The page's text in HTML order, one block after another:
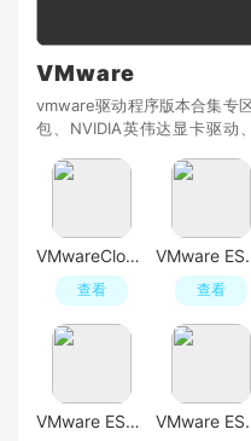
VMware
vmware驱动程序版本合集专
包、NVIDIA英伟达显卡驱动
VMwareCloudFoundation9.1完整安装包
查看
VMware
查看
VMware ESXi 7.0U3w集成新旧驱动镜像 VMware